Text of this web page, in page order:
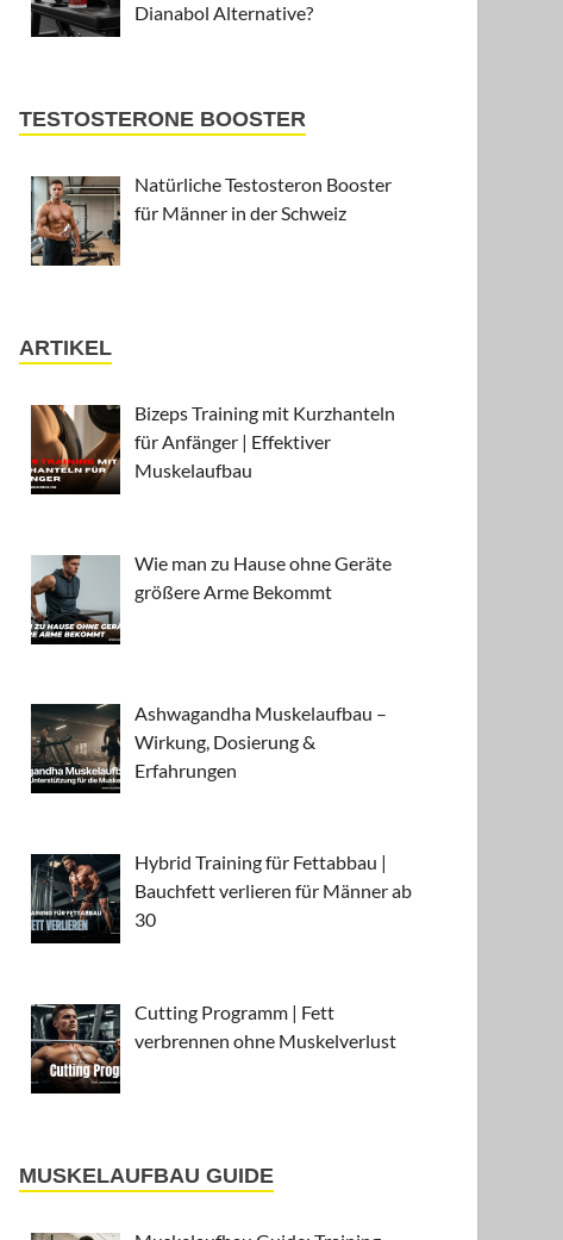
Dianabol Alternative?
TESTOSTERONE BOOSTER
Natürliche Testosteron Booster
für Männer in der Schweiz
ARTIKEL
Bizeps Training mit Kurzhanteln
für Anfänger | Effektiver
Muskelaufbau
Wie man zu Hause ohne Geräte
größere Arme Bekommt
Ashwagandha Muskelaufbau –
Wirkung, Dosierung &
Erfahrungen
Hybrid Training für Fettabbau |
Bauchfett verlieren für Männer ab
30
Cutting Programm | Fett
verbrennen ohne Muskelverlust
MUSKELAUFBAU GUIDE